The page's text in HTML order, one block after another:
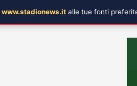
www.stadionews.it alle tue fonti